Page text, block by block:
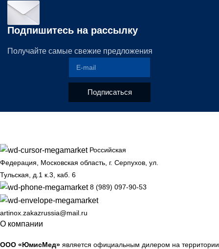
Подпишитесь на рассылку
Получайте самые свежие предложения
Подписаться
Российская
Федерация, Московская область, г. Серпухов, ул.
Тульская, д.1 к.3, каб. 6
8 (989) 097-90-53
artinox.zakazrussia@mail.ru
О компании
ООО «ЮмисМед» является официальным дилером на территории